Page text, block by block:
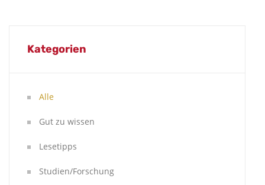
Kategorien
Alle
Gut zu wissen
Lesetipps
Studien/Forschung